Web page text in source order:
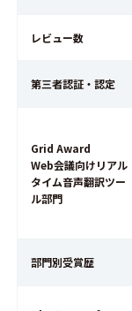
レビュー数
第三者認証・認定
Grid Award
Web会議向けリアル
タイム音声翻訳ツー
ル部門
部門別受賞歴